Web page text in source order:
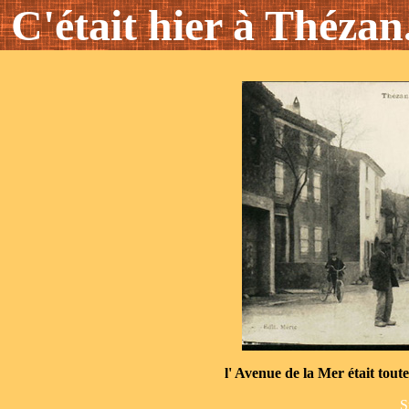
C'était hier à
l' Avenue de la Mer était